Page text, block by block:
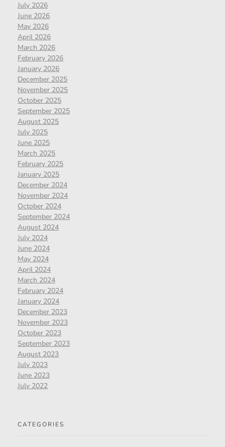
July 2026
June 2026
May 2026
April 2026
March 2026
February 2026
January 2026
December 2025
November 2025
October 2025
September 2025
August 2025
July 2025
June 2025
March 2025
February 2025
January 2025
December 2024
November 2024
October 2024
September 2024
August 2024
July 2024
June 2024
May 2024
April 2024
March 2024
February 2024
January 2024
December 2023
November 2023
October 2023
September 2023
August 2023
July 2023
June 2023
July 2022
CATEGORIES